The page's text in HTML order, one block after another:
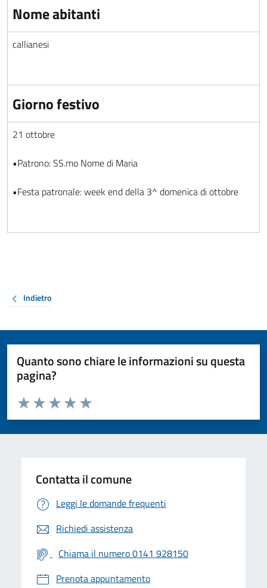
Nome abitanti
callianesi
Giorno festivo
21 ottobre
•Patrono: SS.mo Nome di Maria
•Festa patronale: week end della 3^ domenica di ottobre
Indietro
Quanto sono chiare le informazioni su questa
pagina?
Valuta da 1 a 5 stelle la pagina
Valuta 5 stelle su 5
Valuta 4 stelle su 5
Valuta 3 stelle su 5
Valuta 2 stelle su 5
Valuta 1 stelle su 5
Contatta il comune
Leggi le domande frequenti
Richiedi assistenza
Chiama il numero 0141 928150
Prenota appuntamento